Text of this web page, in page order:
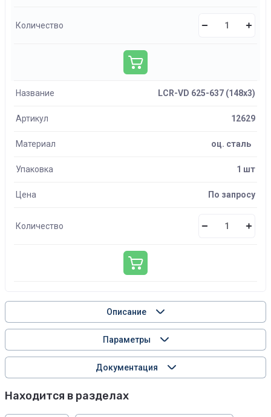
Количество
Название LCR-VD 625-637 (148х3)
Артикул 12629
Материал оц. сталь
Упаковка 1 шт
Цена По запросу
Количество
Описание
Параметры
Документация
Находится в разделах